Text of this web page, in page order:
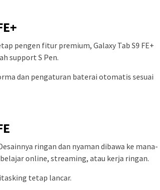
pengen fitur premium, Galaxy Tab S9 FE+
support S Pen.
dan pengaturan baterai otomatis sesuai
ringan dan nyaman dibawa ke mana-
online, streaming, atau kerja ringan.
tetap lancar.